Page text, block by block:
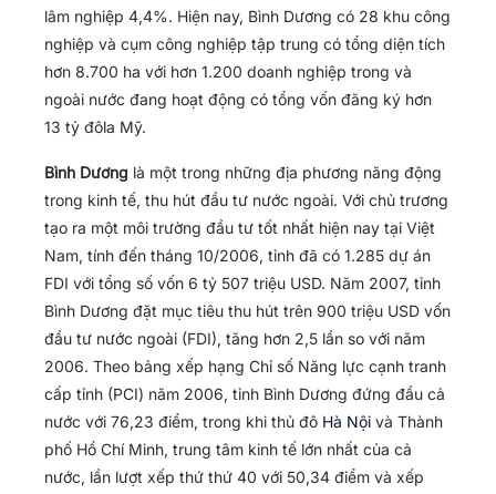
lâm nghiệp 4,4%. Hiện nay, Bình Dương có 28 khu công
nghiệp và cụm công nghiệp tập trung có tổng diện tích
hơn 8.700 ha với hơn 1.200 doanh nghiệp trong và
ngoài nước đang hoạt động có tổng vốn đăng ký hơn
13 tỷ đôla Mỹ.
Bình Dương là một trong những địa phương năng động
trong kinh tế, thu hút đầu tư nước ngoài. Với chủ trương
tạo ra một môi trường đầu tư tốt nhất hiện nay tại Việt
Nam, tính đến tháng 10/2006, tỉnh đã có 1.285 dự án
FDI với tổng số vốn 6 tỷ 507 triệu USD. Năm 2007, tỉnh
Bình Dương đặt mục tiêu thu hút trên 900 triệu USD vốn
đầu tư nước ngoài (FDI), tăng hơn 2,5 lần so với năm
2006. Theo bảng xếp hạng Chỉ số Năng lực cạnh tranh
cấp tỉnh (PCI) năm 2006, tỉnh Bình Dương đứng đầu cả
nước với 76,23 điểm, trong khi thủ đô Hà Nội và Thành
phố Hồ Chí Minh, trung tâm kinh tế lớn nhất của cả
nước, lần lượt xếp thứ thứ 40 với 50,34 điểm và xếp